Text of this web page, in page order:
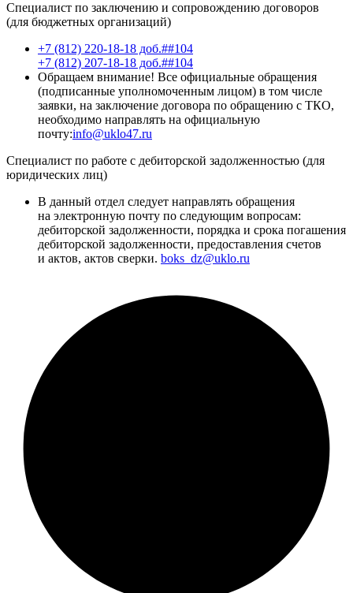
Специалист по заключению и сопровождению договоров
(для бюджетных организаций)
+7 (812) 220-18-18 доб.##104
+7 (812) 207-18-18 доб.##104
Обращаем внимание! Все официальные обращения
(подписанные уполномоченным лицом) в том числе
заявки, на заключение договора по обращению с ТКО,
необходимо направлять на официальную
почту:info@uklo47.ru
Специалист по работе с дебиторской задолженностью (для
юридических лиц)
В данный отдел следует направлять обращения
на электронную почту по следующим вопросам:
дебиторской задолженности, порядка и срока погашения
дебиторской задолженности, предоставления счетов
и актов, актов сверки. boks_dz@uklo.ru